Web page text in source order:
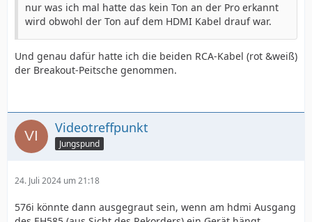
nur was ich mal hatte das kein Ton an der Pro erkannt
wird obwohl der Ton auf dem HDMI Kabel drauf war.
Und genau dafür hatte ich die beiden RCA-Kabel (rot &weiß)
der Breakout-Peitsche genommen.
Videotreffpunkt
Jungspund
24. Juli 2024 um 21:18
576i könnte dann ausgegraut sein, wenn am hdmi Ausgang